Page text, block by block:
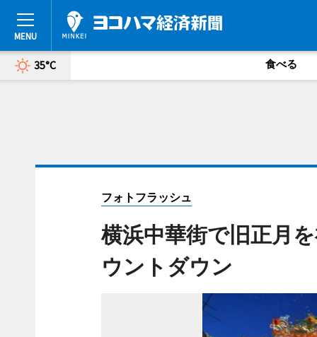
35°C 食べる
フォトフラッシュ
横浜中華街で旧正月
ウントダウン